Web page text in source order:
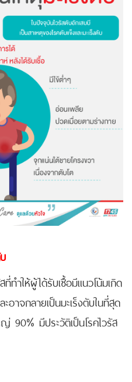
ที่ทำให้ผู้ได้รับเชื้อมีแนวโน้มเกิด
อาจกลายเป็นมะเร็งตับในที่สุด
90% มีประวัติเป็นโรคไวรัส